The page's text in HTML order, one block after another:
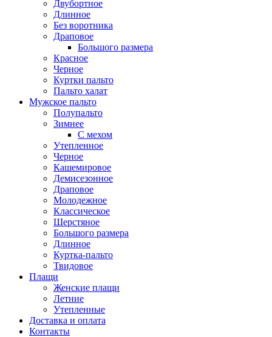
Двубортное
Длинное
Без воротника
Драповое
Большого размера
Красное
Черное
Куртки пальто
Пальто халат
Мужское пальто
Полупальто
Зимнее
С мехом
Утепленное
Черное
Кашемировое
Демисезонное
Драповое
Молодежное
Классическое
Шерстяное
Большого размера
Длинное
Куртка-пальто
Твидовое
Плащи
Женские плащи
Летние
Утепленные
Доставка и оплата
Контакты